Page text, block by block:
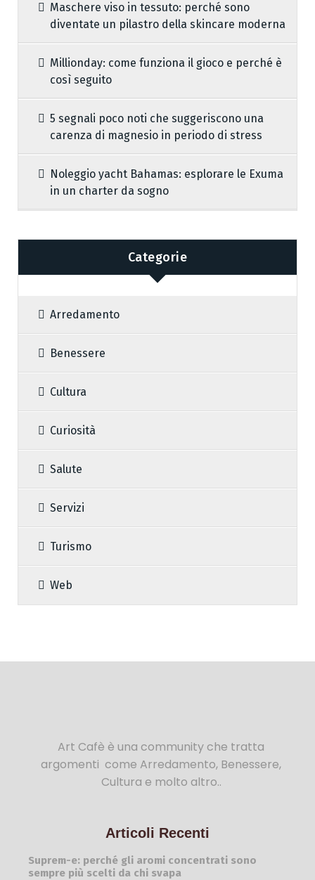
Maschere viso in tessuto: perché sono
diventate un pilastro della skincare moderna
Millionday: come funziona il gioco e perché è
così seguito
5 segnali poco noti che suggeriscono una
carenza di magnesio in periodo di stress
Noleggio yacht Bahamas: esplorare le Exuma
in un charter da sogno
Categorie
Arredamento
Benessere
Cultura
Curiosità
Salute
Servizi
Turismo
Web
Art Cafè è una community che tratta
argomenti come Arredamento, Benessere,
Cultura e molto altro..
Articoli Recenti
Suprem-e: perché gli aromi concentrati sono
sempre più scelti da chi svapa